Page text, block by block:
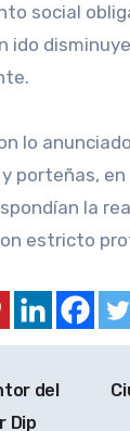
social
ido
lo
porteñas, en
la
estricto
del
Dip